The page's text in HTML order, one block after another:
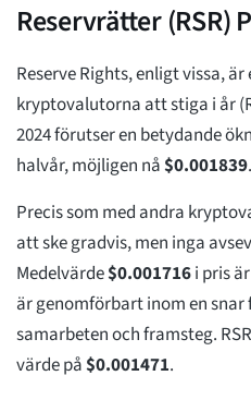
Reservrätter
Reserve Rights, enligt vissa,
kryptovalutorna att stiga i år
2024 förutser en betydande
halvår, möjligen nå$0.001839.
Precis som med andra
att ske gradvis, men inga
Medelvärde$0.001716i pris
är genomförbart inom en
samarbeten och framsteg.
värde på$0.001471.